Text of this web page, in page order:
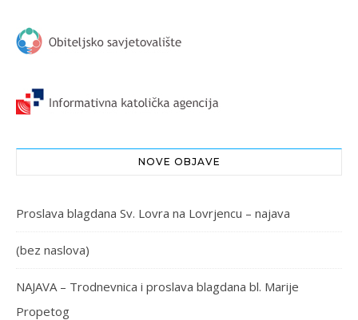
NOVE OBJAVE
Proslava blagdana Sv. Lovra na Lovrjencu – najava
(bez naslova)
NAJAVA – Trodnevnica i proslava blagdana bl. Marije
Propetog